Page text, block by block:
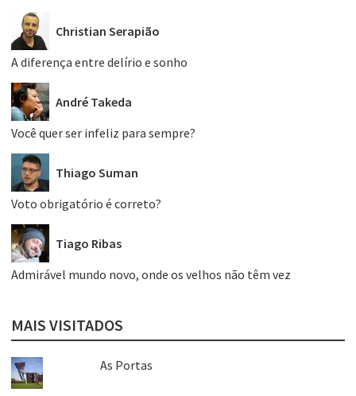
Christian Serapião
A diferença entre delírio e sonho
André Takeda
Você quer ser infeliz para sempre?
Thiago Suman
Voto obrigatório é correto?
Tiago Ribas
Admirável mundo novo, onde os velhos não têm vez
MAIS VISITADOS
As Portas